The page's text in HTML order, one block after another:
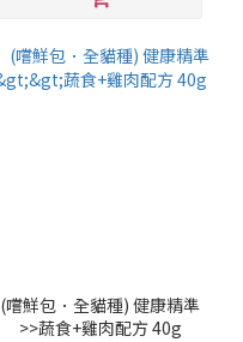
(嚐鮮包．全貓種) 健康精準
>>蔬食+雞肉配方 40g